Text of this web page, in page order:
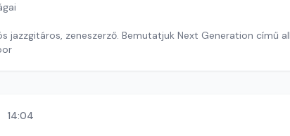
jazzgitáros, zeneszerző. Bemutatjuk Next Generation című
14:04